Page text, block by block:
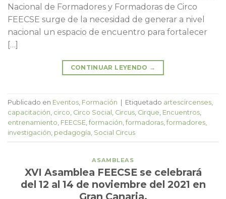
Nacional de Formadores y Formadoras de Circo
FEECSE surge de la necesidad de generar a nivel
nacional un espacio de encuentro para fortalecer
[…]
CONTINUAR LEYENDO →
Publicado en Eventos Formación Etiquetado artescircenses
capacitación circo Circo Social Circus Cirque Encuentros
entrenamiento FEECSE formación formadoras formadores
investigación pedagogía Social Circus
ASAMBLEAS
XVI Asamblea FEECSE se celebrará
del 12 al 14 de noviembre del 2021 en
Gran Canaria.